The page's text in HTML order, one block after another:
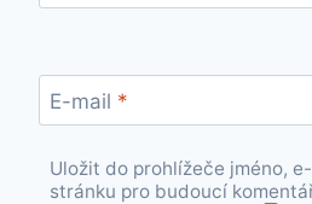
E-mail *
Uložit do prohlížeče jméno,
stránku pro budoucí